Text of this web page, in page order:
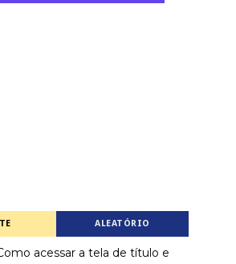
ALEATÓRIO
acessar a tela de título e